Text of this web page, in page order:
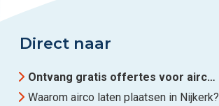
Direct naar
Ontvang gratis offertes voor airco-installateurs in regio Nijkerk
Waarom airco laten plaatsen in Nijkerk?